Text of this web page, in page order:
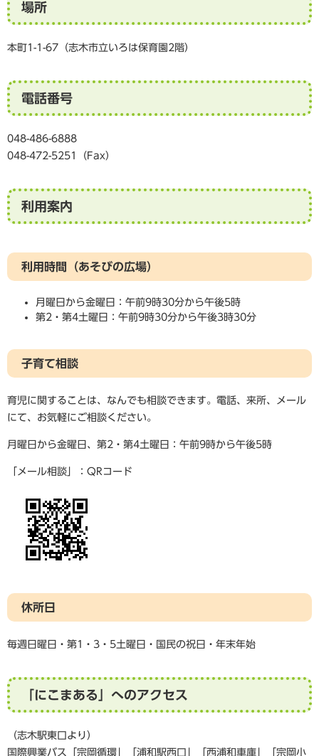
場所
本町1-1-67（志木市立いろは保育園2階）
電話番号
048-486-6888
048-472-5251（Fax）
利用案内
利用時間（あそびの広場）
月曜日から金曜日：午前9時30分から午後5時
第2・第4土曜日：午前9時30分から午後3時30分
子育て相談
育児に関することは、なんでも相談できます。電話、来所、メール
にて、お気軽にご相談ください。
月曜日から金曜日、第2・第4土曜日：午前9時から午後5時
「メール相談」：QRコード
休所日
毎週日曜日・第1・3・5土曜日・国民の祝日・年末年始
「にこまある」へのアクセス
（志木駅東口より）
国際興業バス「宗岡循環」「浦和駅西口」「西浦和車庫」「宗岡小